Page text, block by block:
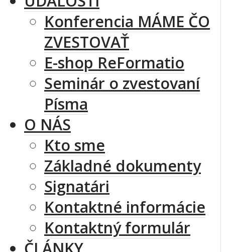
Konferencia MÁME ČO
ZVESTOVAŤ
E-shop ReFormatio
Seminár o zvestovaní
Písma
O NÁS
Kto sme
Základné dokumenty
Signatári
Kontaktné informácie
Kontaktný formulár